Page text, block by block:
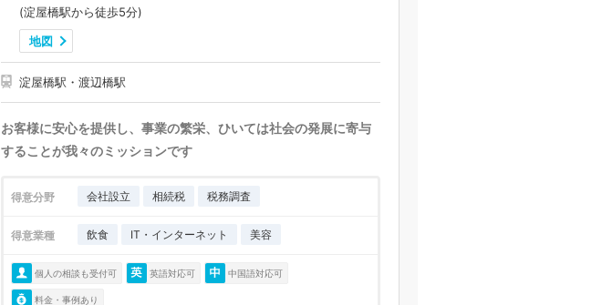
(淀屋橋駅から徒歩5分)
地図
淀屋橋駅・渡辺橋駅
お客様に安心を提供し、事業の繁栄、ひいては社会の発展に寄与
することが我々のミッションです
得意分野 会社設立 相続税 税務調査
得意業種 飲食 IT・インターネット 美容
個人の相談も受付可 英語対応可 中国語対応可
料金・事例あり